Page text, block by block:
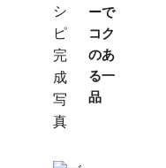
ーで
コク
のあ
る一
品